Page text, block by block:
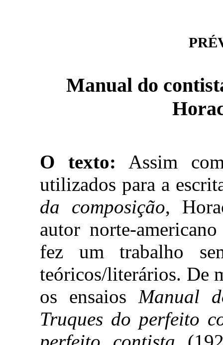
Manual do
O texto: Assim
utilizados para a
da composição,
autor norte-
fez um trabalho
teóricos/literários. De
os ensaiosManual
Truques do perfeito